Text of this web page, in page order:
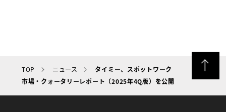
TOP ニュース
タイミー、スポットワーク
市場・クォータリーレポート（2025年4Q版）を公開